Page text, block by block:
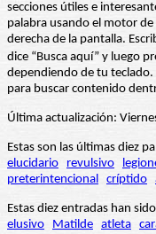
secciones útiles e
palabra usando el motor
derecha de la pantalla.
dice “Busca aquí” y luego
dependiendo de tu teclado.
para buscar contenido
Última actualización:
Estas son las últimas diez
elucidario
revulsivo
preterintencional críptido
Estas diez entradas han
elusivo
Matilde atleta